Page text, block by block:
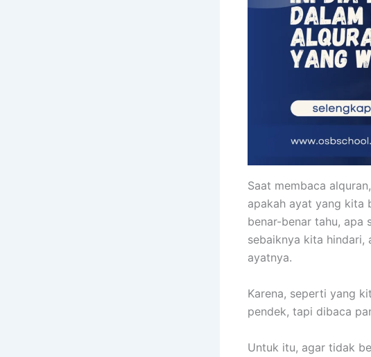
Saat membaca
apakah ayat yang kita
benar-benar tahu, apa
sebaiknya kita hindari,
ayatnya.
Karena, seperti yang
pendek, tapi dibaca
Untuk itu, agar tidak